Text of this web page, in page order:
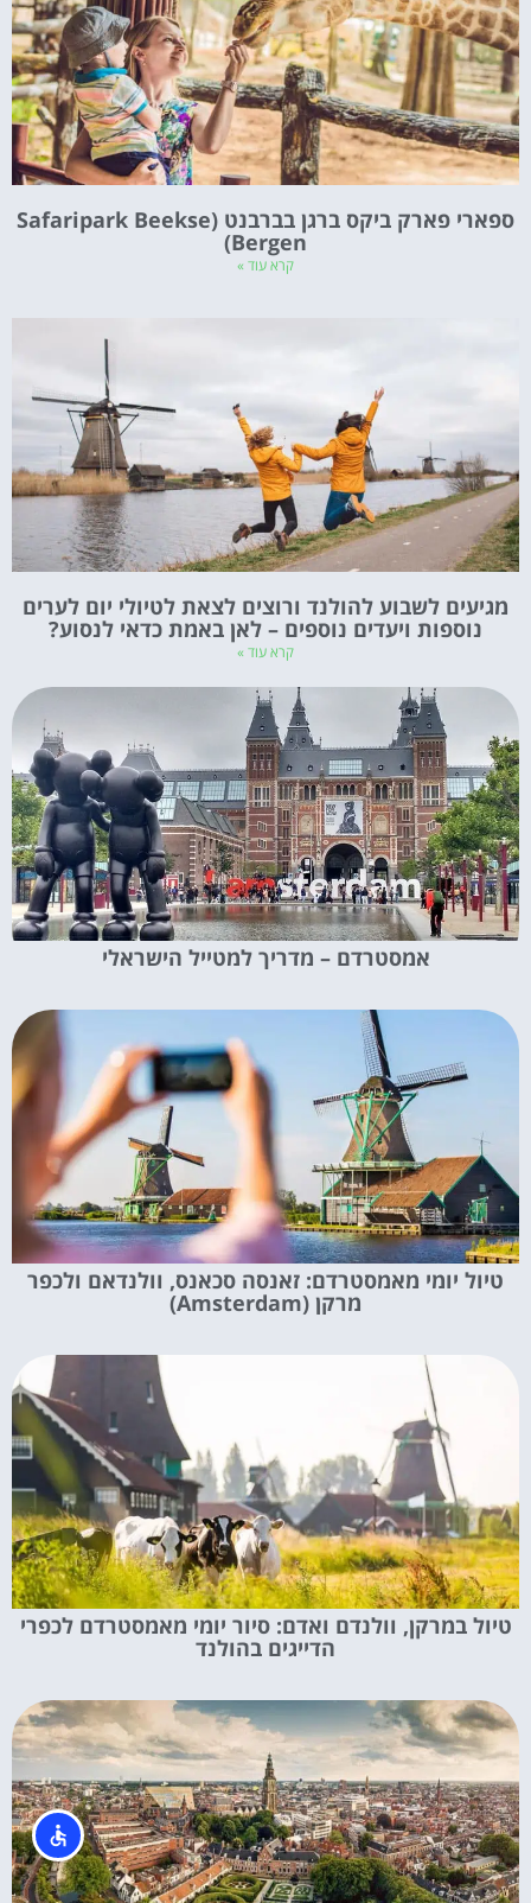
ספארי פארק ביקס ברגן בברבנט (Safaripark Beekse
Bergen)
קרא עוד »
מגיעים לשבוע להולנד ורוצים לצאת לטיולי יום לערים
נוספות ויעדים נוספים – לאן באמת כדאי לנסוע?
קרא עוד »
אמסטרדם – מדריך למטייל הישראלי
טיול יומי מאמסטרדם: זאנסה סכאנס, וולנדאם ולכפר
מרקן (Amsterdam)
טיול במרקן, וולנדם ואדם: סיור יומי מאמסטרדם לכפרי
הדייגים בהולנד